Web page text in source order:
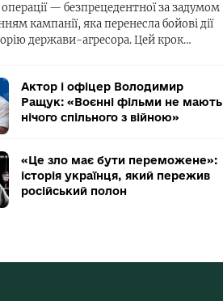
операції — безпрецедентної за задумом
кампанії, яка перенесла бойові дії
держави-агресора. Цей крок…
Актор і офіцер Володимир
Ращук: «Воєнні фільми не мають
нічого спільного з війною»
«Це зло має бути переможене»:
історія українця, який пережив
російський полон